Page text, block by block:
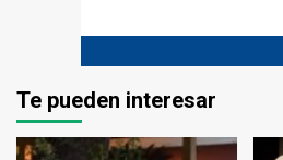
Te pueden interesar